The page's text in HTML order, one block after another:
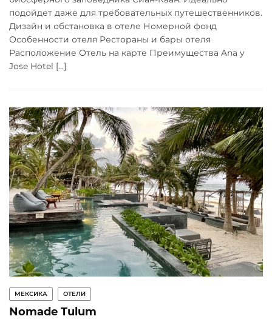
подойдет даже для требовательных путешественников.
Дизайн и обстановка в отеле Номерной фонд
Особенности отеля Рестораны и бары отеля
Расположение Отель на карте Преимущества Ana y
Jose Hotel […]
МЕКСИКА ОТЕЛИ
Nomade Tulum